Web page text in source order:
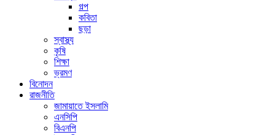
গল্প
কবিতা
ছড়া
স্বাস্থ্য
কৃষি
শিক্ষা
ভ্রমণ
বিনোদন
রাজনীতি
জামায়াতে ইসলামি
এনসিপি
বিএনপি